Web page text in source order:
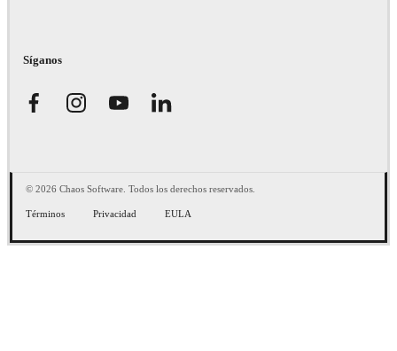
Síganos
© 2026 Chaos Software. Todos los derechos reservados.
Términos Privacidad EULA